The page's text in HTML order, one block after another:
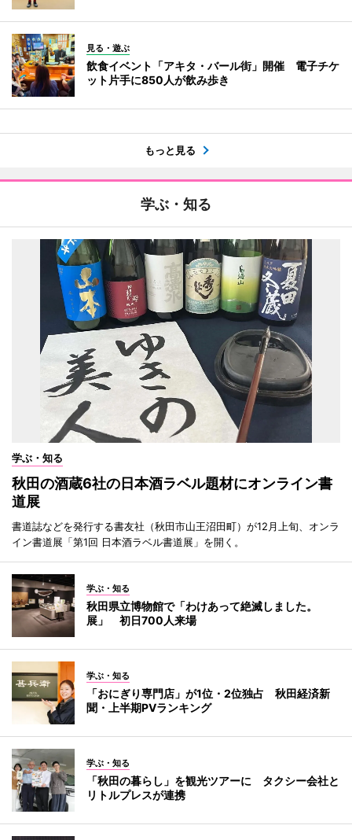
見る・遊ぶ
飲食イベント「アキタ・バール街」開催 電子チケ
ット片手に850人が飲み歩き
もっと見る
学ぶ・知る
学ぶ・知る
秋田の酒蔵6社の日本酒ラベル題材にオンライン書
道展
書道誌などを発行する書友社（秋田市山王沼田町）が12月上旬、オンラ
イン書道展「第1回 日本酒ラベル書道展」を開く。
学ぶ・知る
秋田県立博物館で「わけあって絶滅しました。
展」 初日700人来場
学ぶ・知る
「おにぎり専門店」が1位・2位独占 秋田経済新
聞・上半期PVランキング
学ぶ・知る
「秋田の暮らし」を観光ツアーに タクシー会社と
リトルプレスが連携